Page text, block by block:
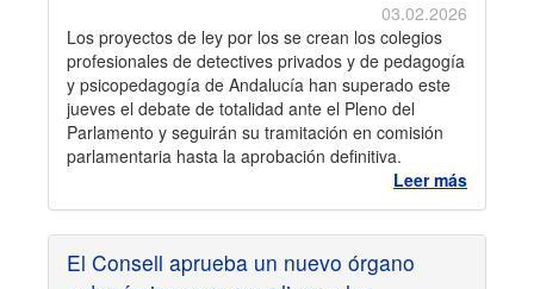
03.02.2026
Los proyectos de ley por los se crean los colegios
profesionales de detectives privados y de pedagogía
y psicopedagogía de Andalucía han superado este
jueves el debate de totalidad ante el Pleno del
Parlamento y seguirán su tramitación en comisión
parlamentaria hasta la aprobación definitiva.
Leer más
El Consell aprueba un nuevo órgano